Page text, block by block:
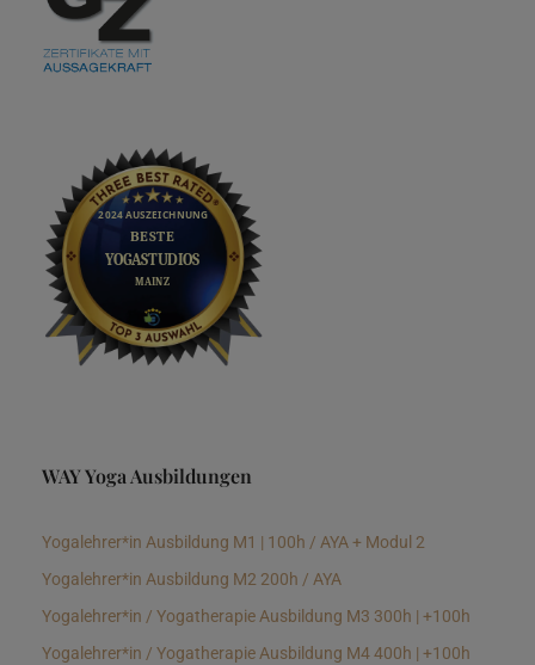
WAY Yoga Ausbildungen
Yogalehrer*in Ausbildung M1 | 100h / AYA + Modul 2
Yogalehrer*in Ausbildung M2 200h / AYA
Yogalehrer*in / Yogatherapie Ausbildung M3 300h | +100h
Yogalehrer*in / Yogatherapie Ausbildung M4 400h | +100h